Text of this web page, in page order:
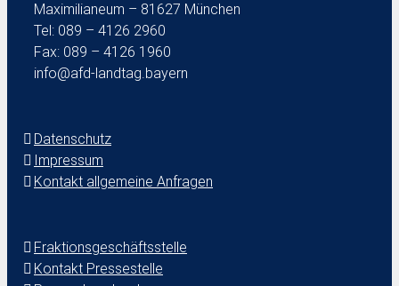
Maximilianeum – 81627 München
Tel: 089 – 4126 2960
Fax: 089 – 4126 1960
info@afd-landtag.bayern
Datenschutz
Impressum
Kontakt allgemeine Anfragen
Fraktionsgeschäftsstelle
Kontakt Pressestelle